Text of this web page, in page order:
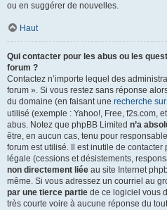
ou en suggérer de nouvelles.
Haut
Qui contacter pour les abus ou les
forum ?
Contactez n’importe lequel des
forum ». Si vous restez sans réponse
du domaine (en faisant une recherche
utilisé (exemple : Yahoo!, Free, f2s.com,
abus. Notez que phpBB Limited n’a
être, en aucun cas, tenu pour
forum est utilisé. Il est inutile de
légale (cessions et désistements,
non directement liée au site Internet
même. Si vous adressez un courriel au
par une tierce partie de ce logiciel vous
très courte voire à aucune réponse du